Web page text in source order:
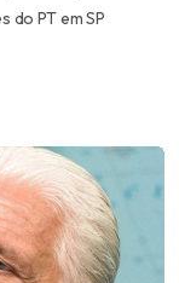
do PT em SP